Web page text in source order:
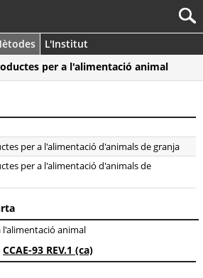
L'Institut
per a l'alimentació animal
per a l'alimentació d'animals de granja
per a l'alimentació d'animals de
l'alimentació animal
CCAE-93 REV.1 (ca)